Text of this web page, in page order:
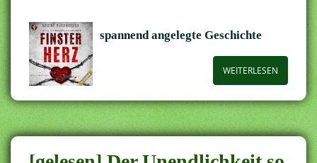
spannend angelegte Geschichte
WEITERLESEN